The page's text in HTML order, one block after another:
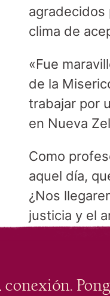
agradecidos
clima de
«Fue
de la
trabajar por
en Nueva
Como
aquel día,
¿Nos
justicia y el